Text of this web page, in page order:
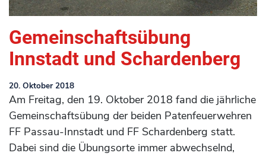
Gemeinschaftsübung
Innstadt und Schardenberg
20. Oktober 2018
Am Freitag, den 19. Oktober 2018 fand die jährliche
Gemeinschaftsübung der beiden Patenfeuerwehren
FF Passau-Innstadt und FF Schardenberg statt.
Dabei sind die Übungsorte immer abwechselnd,